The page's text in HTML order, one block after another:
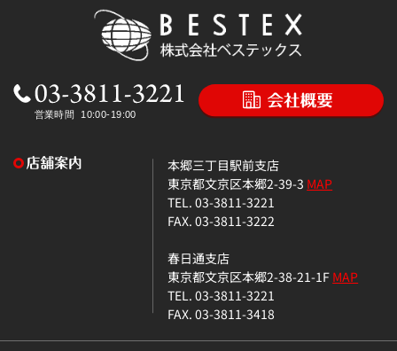
本郷三丁目駅前支店
東京都文京区本郷2-39-3 MAP
TEL. 03-3811-3221
FAX. 03-3811-3222
春日通支店
東京都文京区本郷2-38-21-1FMAP
TEL. 03-3811-3221
FAX. 03-3811-3418